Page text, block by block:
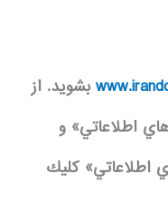
بشويد. از
اطلاعاتي» و
اطلاعاتي» كليك